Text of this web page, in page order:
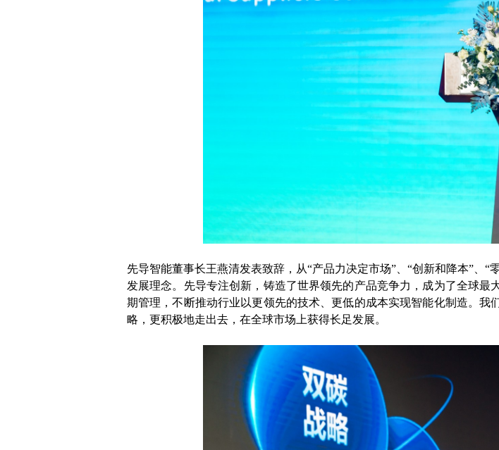
先导智能董事长王燕清发表致辞，从“产品力决定市场”、“创新和降本”、
发展理念。先导专注创新，铸造了世界领先的产品竞争力，成为了全球
期管理，不断推动行业以更领先的技术、更低的成本实现智能化制造。
略，更积极地走出去，在全球市场上获得长足发展。